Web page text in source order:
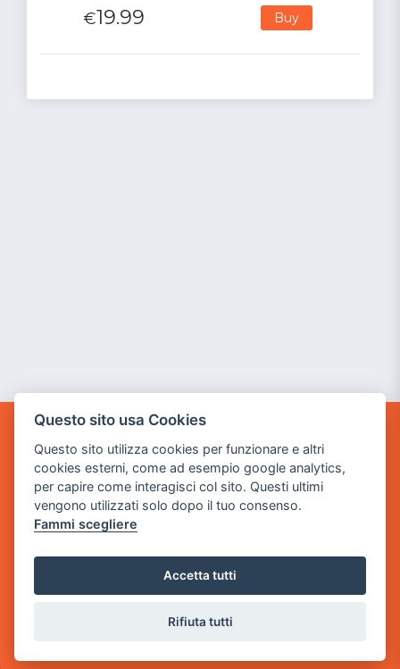
€19.99 Buy
GAME WARP
BY POWER GAME SRL
Sede Legale
via Villaggio dei Platani, 3
via Industriale, 2 - 25082 Botticino, BS
Partita iva 03308130982
Questo sito usa Cookies
Questo sito utilizza cookies per funzionare e altri
cookies esterni, come ad esempio google analytics,
per capire come interagisci col sito. Questi ultimi
vengono utilizzati solo dopo il tuo consenso.
Fammi scegliere
Accetta tutti
Rifiuta tutti